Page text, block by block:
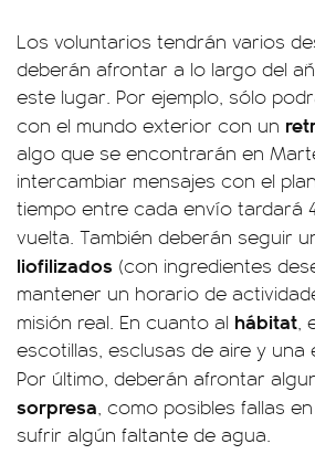
Los voluntarios tendrán varios
deberán afrontar a lo largo del
este lugar. Por ejemplo, sólo
con el mundo exterior con un
algo que se encontrarán en
intercambiar mensajes con el
tiempo entre cada envío tardará
vuelta. También deberán seguir
liofilizados (con ingredientes
mantener un horario de
misión real. En cuanto al hábitat,
escotillas, esclusas de aire y una
Por último, deberán afrontar
sorpresa, como posibles fallas
sufrir algún faltante de agua.